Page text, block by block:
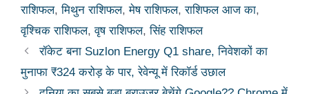
राशिफल,मिथुन राशिफल,मेष राशिफल,राशिफल आज का,
वृश्चिक राशिफल,वृष राशिफल,सिंह राशिफल
रॉकेट बना Suzlon Energy Q1 share, निवेशकों का
मुनाफा ₹324 करोड़ के पार, रेवेन्यू में रिकॉर्ड उछाल